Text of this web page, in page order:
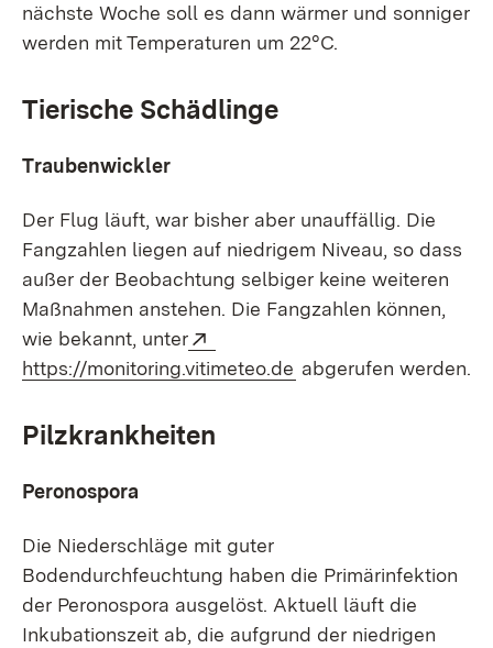
nächste Woche soll es dann wärmer und sonniger
werden mit Temperaturen um 22°C.
Tierische Schädlinge
Traubenwickler
Der Flug läuft, war bisher aber unauffällig. Die
Fangzahlen liegen auf niedrigem Niveau, so dass
außer der Beobachtung selbiger keine weiteren
Maßnahmen anstehen. Die Fangzahlen können,
wie bekannt, unter
https://monitoring.vitimeteo.de (Öffnet in neuem
abgerufen werden.
Pilzkrankheiten
Peronospora
Die Niederschläge mit guter
Bodendurchfeuchtung haben die Primärinfektion
der Peronospora ausgelöst. Aktuell läuft die
Inkubationszeit ab, die aufgrund der niedrigen